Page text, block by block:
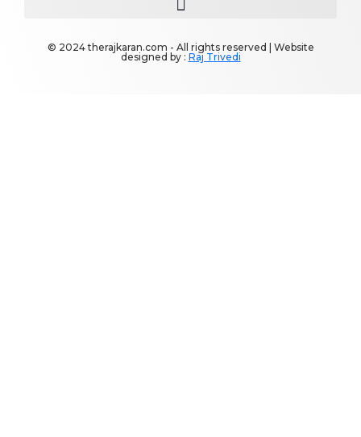
© 2024 therajkaran.com - All rights reserved | Website
designed by : Raj Trivedi